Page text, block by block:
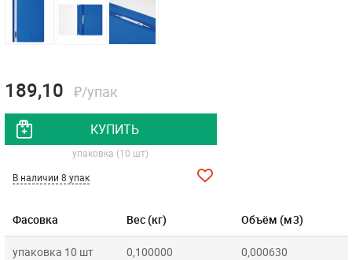
Фасовка Вес (кг) Объём (м3)
упаковка 10 шт 0,100000 0,000630
189,10 ₽/упак
КУПИТЬ
упаковка (10 шт)
В наличии 8 упак